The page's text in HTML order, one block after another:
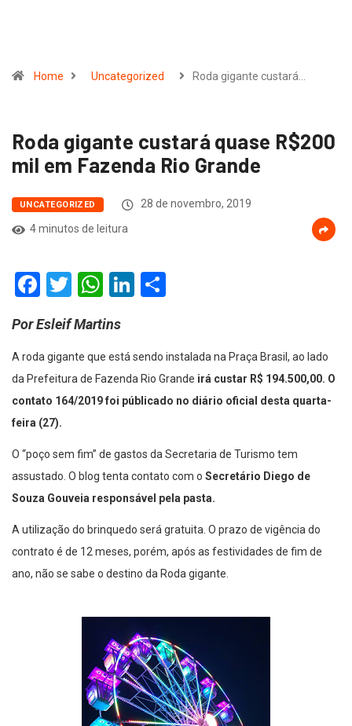
Home Uncategorized Roda gigante custará…
Roda gigante custará quase R$200
mil em Fazenda Rio Grande
UNCATEGORIZED
28 de novembro, 2019
4 minutos de leitura
Facebook
Twitter
WhatsApp
LinkedIn
Por Esleif Martins
A roda gigante que está sendo instalada na Praça Brasil, ao lado
da Prefeitura de Fazenda Rio Grande irá custar R$ 194.500,00. O
contato 164/2019 foi públicado no diário oficial desta quarta-
feira (27).
O “poço sem fim” de gastos da Secretaria de Turismo tem
assustado. O blog tenta contato com o Secretário Diego de
Souza Gouveia responsável pela pasta.
A utilização do brinquedo será gratuita. O prazo de vigência do
contrato é de 12 meses, porém, após as festividades de fim de
ano, não se sabe o destino da Roda gigante.